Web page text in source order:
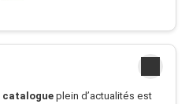
catalogueplein d’actualités est